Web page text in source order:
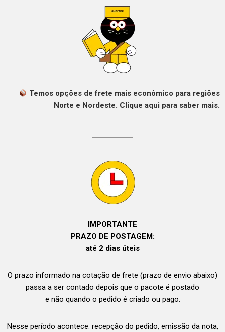
Temos opções de frete mais econômico para regiões
Norte e Nordeste. Clique aqui para saber mais.
IMPORTANTE
PRAZO DE POSTAGEM:
até 2 dias úteis
O prazo informado na cotação de frete (prazo de envio abaixo)
passa a ser contado depois que o pacote é postado
e não quando o pedido é criado ou pago.
Nesse período acontece: recepção do pedido, emissão da nota,